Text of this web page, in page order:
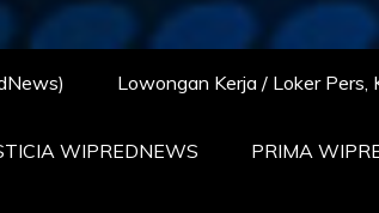
Lowongan Kerja / Loker
WIPREDNEWS PRIMA